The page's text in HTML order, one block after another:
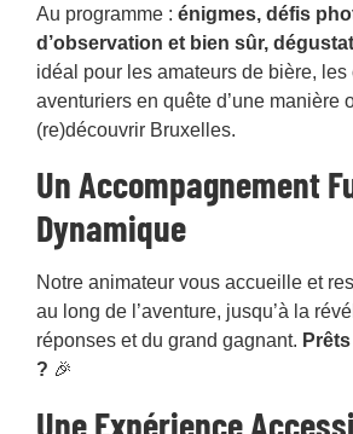
Au programme : énigmes, défis
d’observation et bien sûr,
idéal pour les amateurs de bière, les
aventuriers en quête d’une manière
(re)découvrir Bruxelles.
Un Accompagnement
Dynamique
Notre animateur vous accueille et
au long de l’aventure, jusqu’à la
réponses et du grand gagnant.
? 🎉
Une Expérience